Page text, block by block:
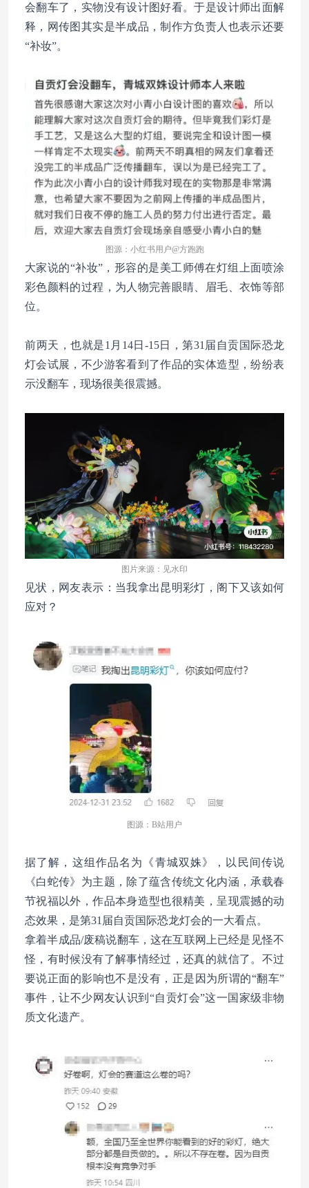
会翻车了，实物没有设计图好看。于是设计师出面解
释，网传图其实是半成品，制作方负责人也表示还要
“补妆”。
图源：小红书用户@方跑跑
大家说的“补妆”，形容的是美工师傅在灯组上面喷涂
彩色颜料的过程，为人物完善眼睛、眉毛、衣饰等部
位。
前两天，也就是1月14日-15日，第31届自贡国际恐龙
灯会试展，不少游客看到了作品的实体造型，纷纷表
示没翻车，现场很美很震撼。
图片来源：见水印
见状，网友表示：当我拿出昆明彩灯，阁下又该如何
应对？
图源：B站用户
据了解，这组作品名为《青城双姝》，以民间传说
《白蛇传》为主题，除了蕴含传统文化内涵，承载春
节祝福以外，作品本身造型也很精美，呈现震撼的动
态效果，是第31届自贡国际恐龙灯会的一大看点。
拿着半成品/废稿说翻车，这在互联网上已经是见怪不
怪，有时候没有了解事情经过，还真的就信了。不过
要说正面的影响也不是没有，正是因为所谓的“翻车”
事件，让不少网友认识到“自贡灯会”这一国家级非物
质文化遗产。